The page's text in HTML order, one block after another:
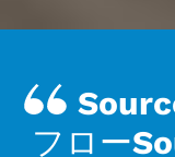
フロー